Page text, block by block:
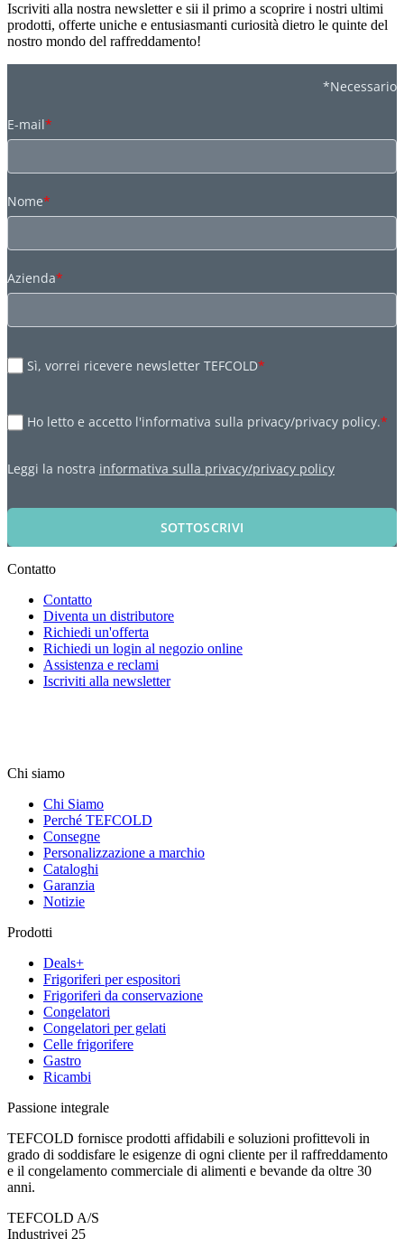
Iscriviti alla nostra newsletter e sii il primo a scoprire i nostri ultimi
prodotti, offerte uniche e entusiasmanti curiosità dietro le quinte del
nostro mondo del raffreddamento!
*Necessario
E-mail*
Nome*
Azienda*
Sì, vorrei ricevere newsletter TEFCOLD*
Ho letto e accetto l'informativa sulla privacy/privacy policy.*
Leggi la nostra informativa sulla privacy/privacy policy
SOTTOSCRIVI
Contatto
Contatto
Diventa un distributore
Richiedi un'offerta
Richiedi un login al negozio online
Assistenza e reclami
Iscriviti alla newsletter
Chi siamo
Chi Siamo
Perché TEFCOLD
Consegne
Personalizzazione a marchio
Cataloghi
Garanzia
Notizie
Prodotti
Deals+
Frigoriferi per espositori
Frigoriferi da conservazione
Congelatori
Congelatori per gelati
Celle frigorifere
Gastro
Ricambi
Passione integrale
TEFCOLD fornisce prodotti affidabili e soluzioni profittevoli in
grado di soddisfare le esigenze di ogni cliente per il raffreddamento
e il congelamento commerciale di alimenti e bevande da oltre 30
anni.
TEFCOLD A/S
Industrivej 25